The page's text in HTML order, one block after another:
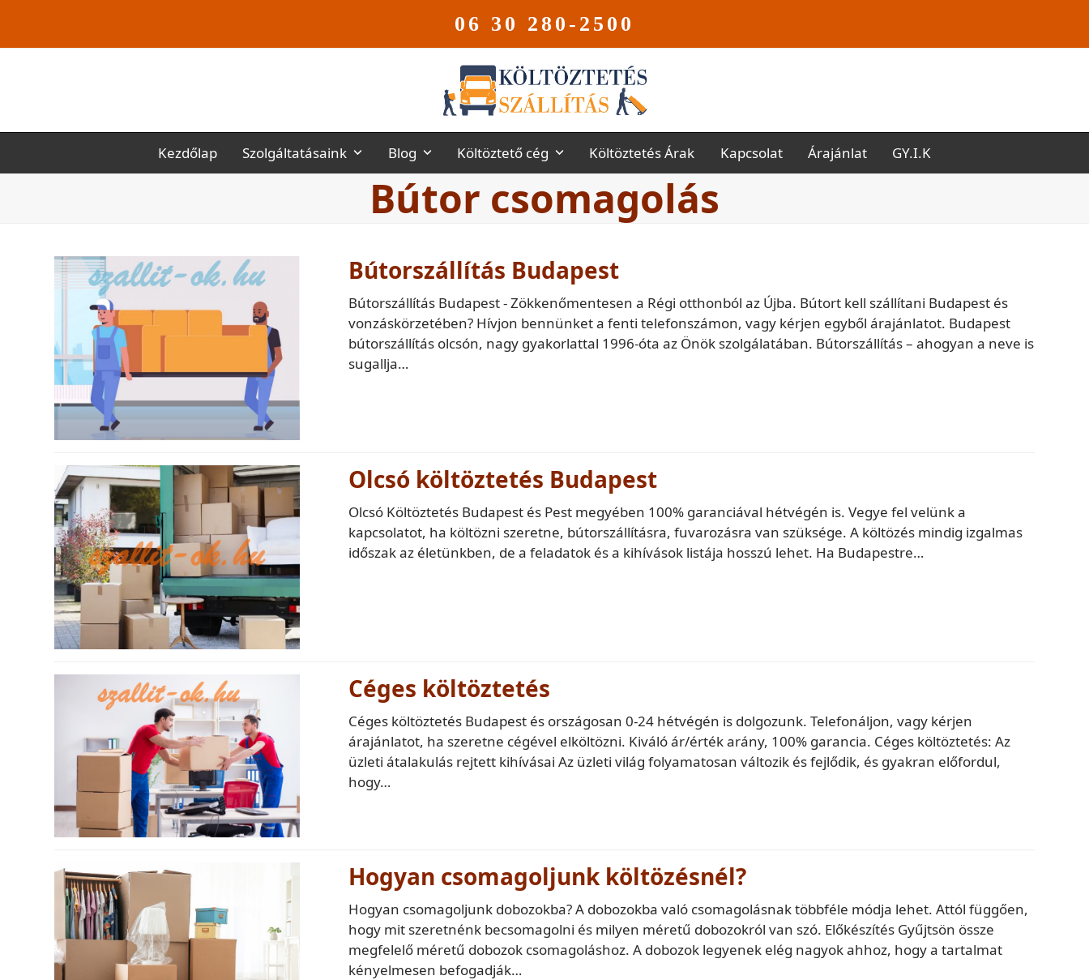
06 30 280-2500
Kezdőlap Szolgáltatásaink Blog Költöztető cég Költöztetés Árak Kapcsolat Árajánlat GY.I.K
Bútor csomagolás
Bútorszállítás Budapest
Bútorszállítás Budapest - Zökkenőmentesen a Régi otthonból az Újba. Bútort kell szállítani Budapest és
vonzáskörzetében? Hívjon bennünket a fenti telefonszámon, vagy kérjen egyből árajánlatot. Budapest
bútorszállítás olcsón, nagy gyakorlattal 1996-óta az Önök szolgálatában. Bútorszállítás – ahogyan a neve is
sugallja…
Olcsó költöztetés Budapest
Olcsó Költöztetés Budapest és Pest megyében 100% garanciával hétvégén is. Vegye fel velünk a
kapcsolatot, ha költözni szeretne, bútorszállításra, fuvarozásra van szüksége. A költözés mindig izgalmas
időszak az életünkben, de a feladatok és a kihívások listája hosszú lehet. Ha Budapestre…
Céges költöztetés
Céges költöztetés Budapest és országosan 0-24 hétvégén is dolgozunk. Telefonáljon, vagy kérjen
árajánlatot, ha szeretne cégével elköltözni. Kiváló ár/érték arány, 100% garancia. Céges költöztetés: Az
üzleti átalakulás rejtett kihívásai Az üzleti világ folyamatosan változik és fejlődik, és gyakran előfordul,
hogy…
Hogyan csomagoljunk költözésnél?
Hogyan csomagoljunk dobozokba? A dobozokba való csomagolásnak többféle módja lehet. Attól függően,
hogy mit szeretnénk becsomagolni és milyen méretű dobozokról van szó. Előkészítés Gyűjtsön össze
megfelelő méretű dobozok csomagoláshoz. A dobozok legyenek elég nagyok ahhoz, hogy a tartalmat
kényelmesen befogadják…